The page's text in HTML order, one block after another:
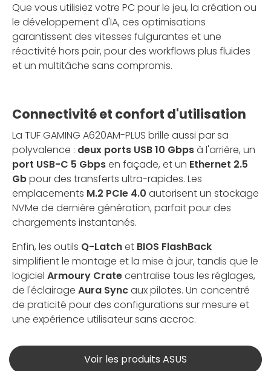
Que vous utilisiez votre PC pour le jeu, la création ou
le développement d'IA, ces optimisations
garantissent des vitesses fulgurantes et une
réactivité hors pair, pour des workflows plus fluides
et un multitâche sans compromis.
Connectivité et confort d'utilisation
La TUF GAMING A620AM-PLUS brille aussi par sa
polyvalence : deux ports USB 10 Gbpsà l'arrière, un
port USB-C 5 Gbpsen façade, et un Ethernet 2.5
Gbpour des transferts ultra-rapides. Les
emplacements M.2 PCIe 4.0 autorisent un stockage
NVMe de dernière génération, parfait pour des
chargements instantanés.
Enfin, les outils Q-Latchet BIOS FlashBack
simplifient le montage et la mise à jour, tandis que le
logiciel Armoury Cratecentralise tous les réglages,
de l'éclairage Aura Syncaux pilotes. Un concentré
de praticité pour des configurations sur mesure et
une expérience utilisateur sans accroc.
Voir les produits ASUS